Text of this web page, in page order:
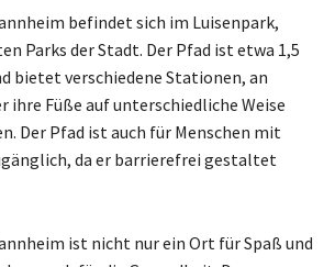
befindet sich im Luisenpark,
Parks der Stadt. Der Pfad ist etwa 1,5
bietet verschiedene Stationen, an
ihre Füße auf unterschiedliche Weise
Der Pfad ist auch für Menschen mit
da er barrierefrei gestaltet
ist nicht nur ein Ort für Spaß und